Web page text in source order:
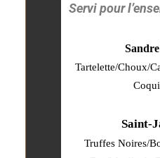
Servi pour
Tartelette/Choux/
Saint-
Truffes Noires/